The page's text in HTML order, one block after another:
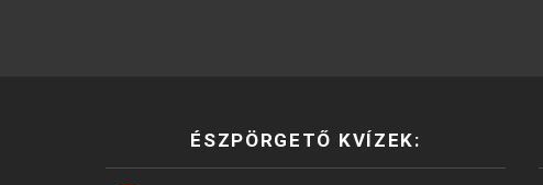
ÉSZPÖRGETŐ KVÍZEK: